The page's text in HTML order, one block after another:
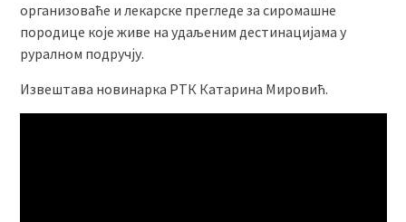
организоваће и лекарске прегледе за сиромашне
породице које живе на удаљеним дестинацијама у
руралном подручју.
Извештава новинарка РТК Катарина Мировић.